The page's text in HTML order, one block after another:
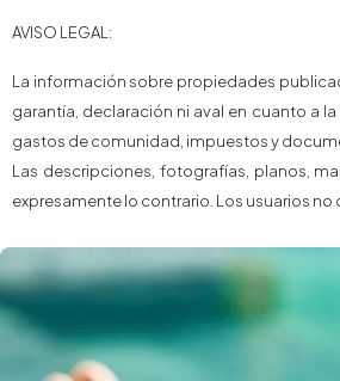
AVISO LEGAL:
La información sobre propiedades
garantía, declaración ni aval en cuanto a
gastos de comunidad, impuestos y
Las descripciones, fotografías, planos,
expresamente lo contrario. Los usuarios